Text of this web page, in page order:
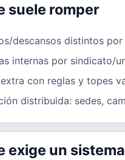
suele romper
descansos distintos por
internas por sindicato/
con reglas y topes
distribuida: sedes,
exige un